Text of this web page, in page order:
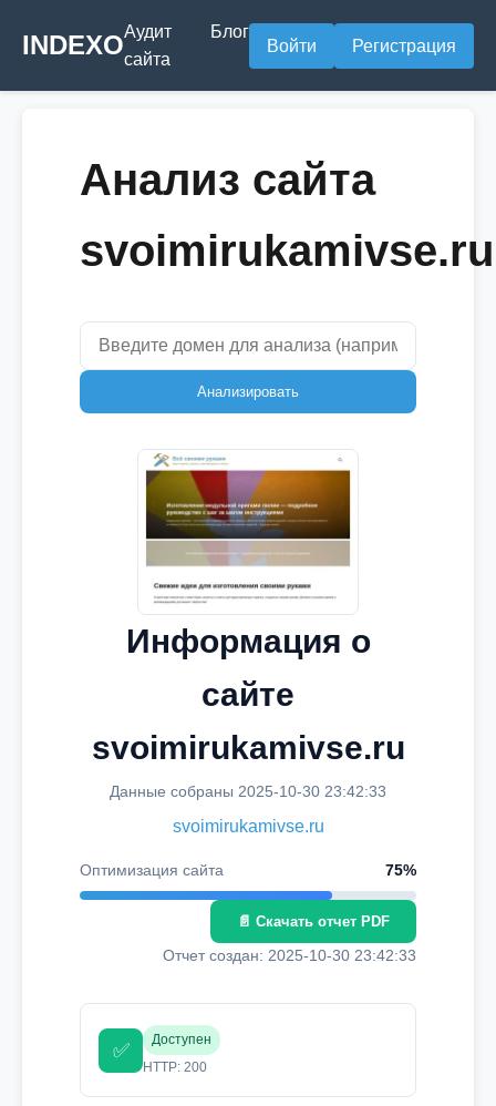
INDEXOАудит
сайта
Блог
Войти Регистрация
Анализ сайта
svoimirukamivse.ru
Анализировать
Информация о
сайте
svoimirukamivse.ru
Данные собраны 2025-10-30 23:42:33
svoimirukamivse.ru
Оптимизация сайта 75%
📄 Скачать отчет PDF
Отчет создан: 2025-10-30 23:42:33
✅
Доступен
HTTP: 200